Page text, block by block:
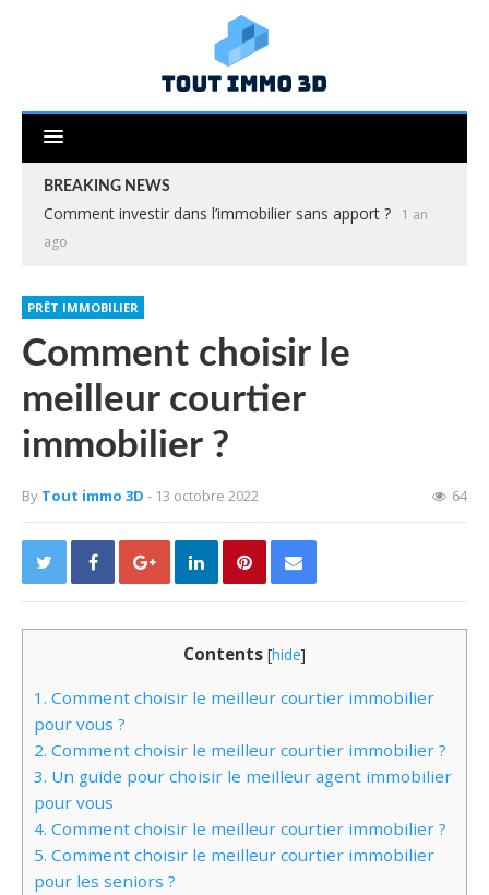
BREAKING NEWS
Comment investir dans l’immobilier sans apport ?
1 an
ago
PRÊT IMMOBILIER
Comment choisir le
meilleur courtier
immobilier ?
By Tout immo 3D - 13 octobre 2022 64
Contents [hide]
1. Comment choisir le meilleur courtier immobilier
pour vous ?
2. Comment choisir le meilleur courtier immobilier ?
3. Un guide pour choisir le meilleur agent immobilier
pour vous
4. Comment choisir le meilleur courtier immobilier ?
5. Comment choisir le meilleur courtier immobilier
pour les seniors ?